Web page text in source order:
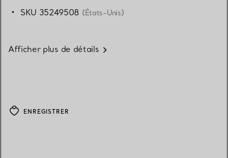
SKU 35249508 (États-Unis)
Afficher plus de détails
ENREGISTRER